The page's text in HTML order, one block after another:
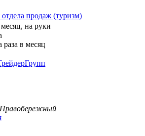
отдела продаж (туризм)
месяц, на руки
в месяц